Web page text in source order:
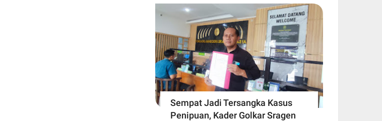
Sempat Jadi Tersangka Kasus
Penipuan, Kader Golkar Sragen